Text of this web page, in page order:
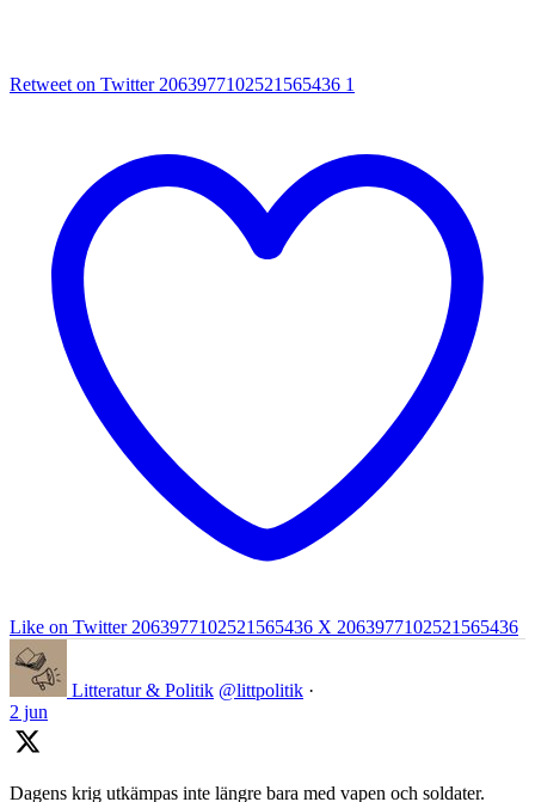
Retweet on Twitter 2063977102521565436 1
Like on Twitter 2063977102521565436 X 2063977102521565436
Litteratur & Politik @littpolitik ·
2 jun
Dagens krig utkämpas inte längre bara med vapen och soldater.